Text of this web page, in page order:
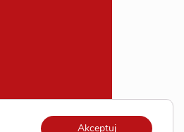
Akceptuj